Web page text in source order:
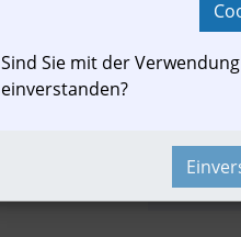
Austria-In-Motion
Newslink
Sind Sie mit der
einverstanden?